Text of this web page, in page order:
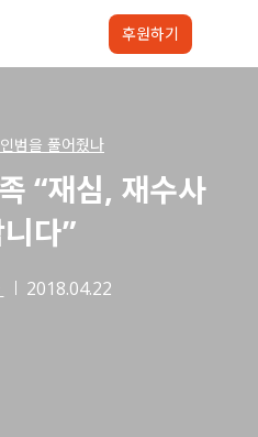
후원하기
범을 풀어줬나
“재심, 재수사
다”
2018.04.22